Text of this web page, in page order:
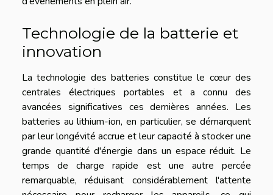
Technologie de la batterie et
innovation
La technologie des batteries constitue le cœur des
centrales électriques portables et a connu des
avancées significatives ces dernières années. Les
batteries au lithium-ion, en particulier, se démarquent
par leur longévité accrue et leur capacité à stocker une
grande quantité d'énergie dans un espace réduit. Le
temps de charge rapide est une autre percée
remarquable, réduisant considérablement l'attente